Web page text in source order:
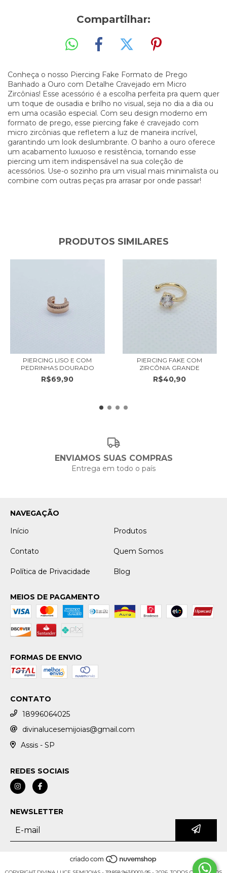
Compartilhar:
Conheça o nosso Piercing Fake Formato de Prego
Banhado a Ouro com Detalhe Cravejado em Micro
Zircônias! Esse acessório é a escolha perfeita pra quem quer
um toque de ousadia e brilho no visual, seja no dia a dia ou
em uma ocasião especial. Com seu design moderno em
formato de prego, esse piercing fake é cravejado com
micro zircônias que refletem a luz de maneira incrível,
garantindo um look deslumbrante. O banho a ouro oferece
um acabamento luxuoso e resistência, tornando esse
piercing um item indispensável na sua coleção de
acessórios. Use-o sozinho pra um visual mais minimalista ou
combine com outras peças pra arrasar por onde passar!
PRODUTOS SIMILARES
PIERCING LISO E COM
PEDRINHAS DOURADO
R$69,90
PIERCING FAKE COM
ZIRCÔNIA GRANDE
R$40,90
ENVIAMOS SUAS COMPRAS
Entrega em todo o país
NAVEGAÇÃO
Início
Produtos
Contato Quem Somos
Política de Privacidade Blog
MEIOS DE PAGAMENTO
FORMAS DE ENVIO
CONTATO
18996064025
divinalucesemijoias@gmail.com
Assis - SP
REDES SOCIAIS
NEWSLETTER